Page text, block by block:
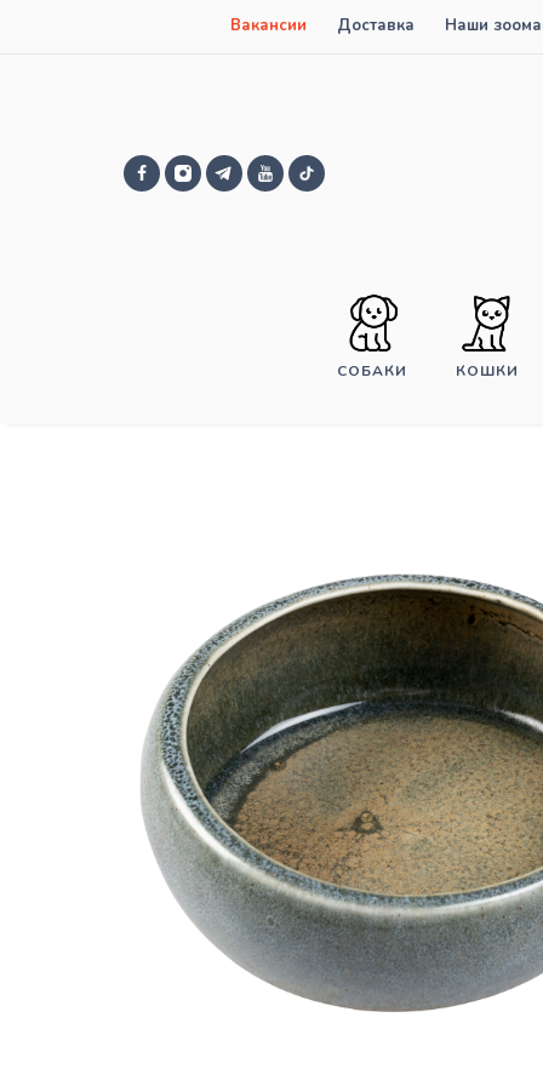
Вакансии Доставка Наши
СОБАКИ КОШКИ